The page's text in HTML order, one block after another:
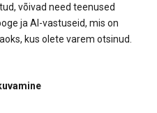
võivad need teenused
ja AI-vastuseid, mis on
kus olete varem otsinud.